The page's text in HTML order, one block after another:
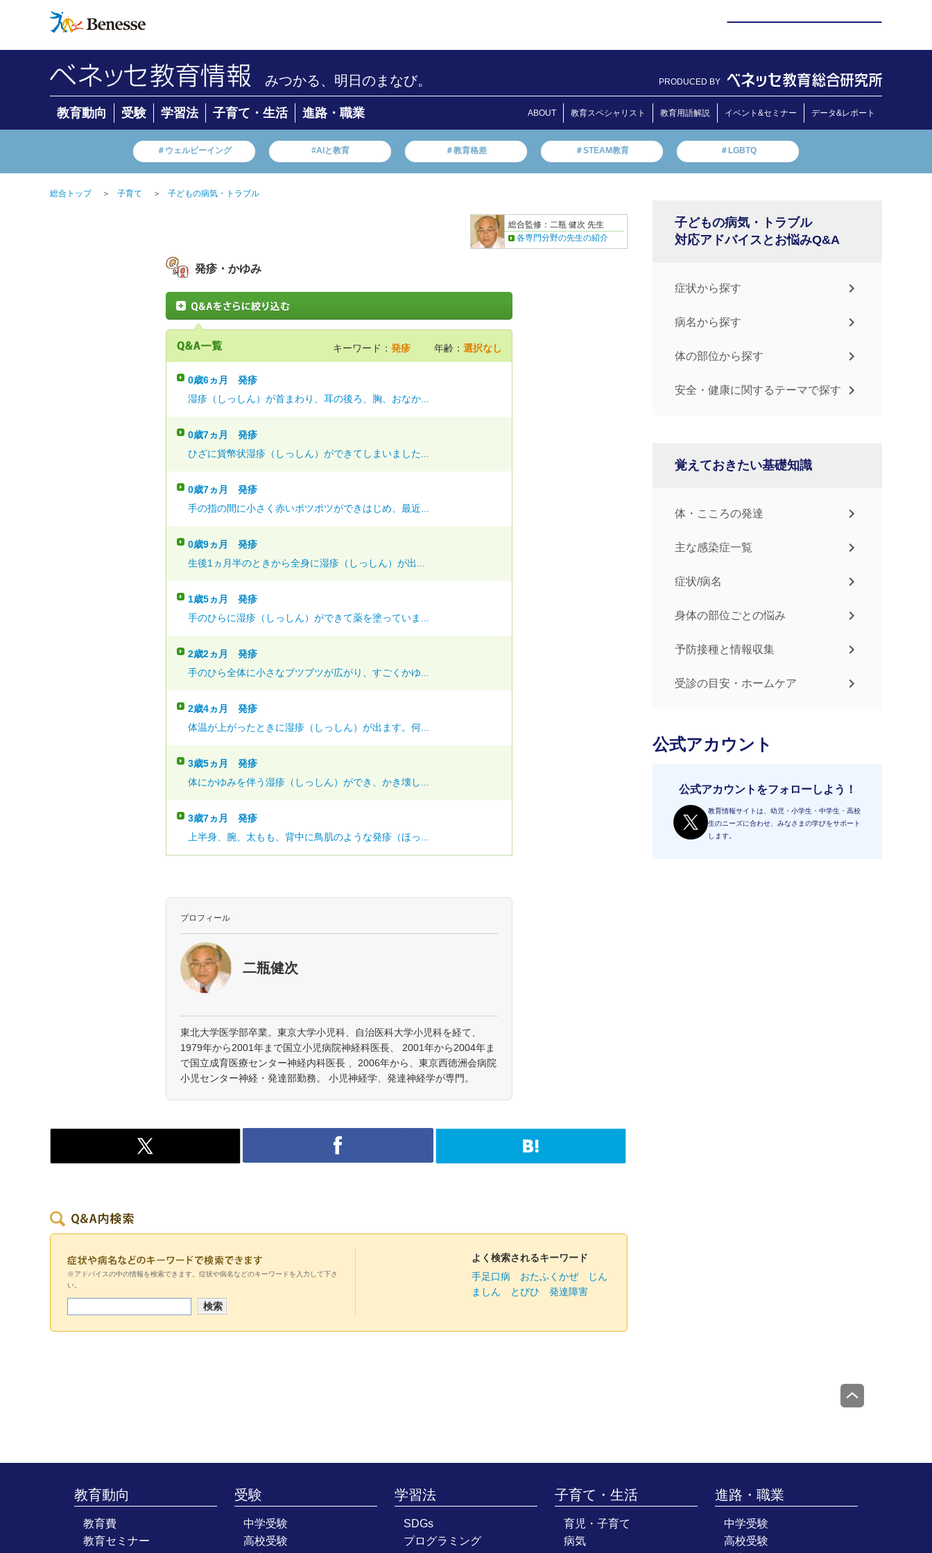
みつかる、明日のまなび。 PRODUCED BY
教育動向 受験 学習法 子育て・生活 進路・職業 ABOUT 教育スペシャリスト 教育用語解説 イベント&セミナー データ&レポート
＃ウェルビーイング #AIと教育 ＃教育格差 ＃STEAM教育 ＃LGBTQ
総合トップ ＞ 子育て ＞ 子どもの病気・トラブル
総合監修：二瓶 健次 先生
各専門分野の先生の紹介
発疹・かゆみ
キーワード： 発疹 年齢： 選択なし
0歳6ヵ月
発疹
湿疹（しっしん）が首まわり、耳の後ろ、胸、おなか...
0歳7ヵ月
発疹
ひざに貨幣状湿疹（しっしん）ができてしまいました...
0歳7ヵ月
発疹
手の指の間に小さく赤いポツポツができはじめ、最近...
0歳9ヵ月
発疹
生後1ヵ月半のときから全身に湿疹（しっしん）が出...
1歳5ヵ月
発疹
手のひらに湿疹（しっしん）ができて薬を塗っていま...
2歳2ヵ月
発疹
手のひら全体に小さなブツブツが広がり、すごくかゆ...
2歳4ヵ月
発疹
体温が上がったときに湿疹（しっしん）が出ます。何...
3歳5ヵ月
発疹
体にかゆみを伴う湿疹（しっしん）ができ、かき壊し...
3歳7ヵ月
発疹
上半身、腕、太もも、背中に鳥肌のような発疹（ほっ...
プロフィール
二瓶健次
東北大学医学部卒業。東京大学小児科、自治医科大学小児科を経て、
1979年から2001年まで国立小児病院神経科医長、 2001年から2004年ま
で国立成育医療センター神経内科医長 、2006年から、東京西徳洲会病院
小児センター神経・発達部勤務。 小児神経学、発達神経学が専門。
※アドバイスの中の情報を検索できます。症状や病名などのキーワードを入力して下さ
い。
よく検索されるキーワード
手足口病
おたふくかぜ
じん
ましん
とびひ 発達障害
子どもの病気・トラブル
対応アドバイスとお悩みQ&A
症状から探す
病名から探す
体の部位から探す
安全・健康に関するテーマで探す
覚えておきたい基礎知識
体・こころの発達
主な感染症一覧
症状/病名
身体の部位ごとの悩み
予防接種と情報収集
受診の目安・ホームケア
公式アカウント
公式アカウントをフォローしよう！
教育情報サイトは、幼児・小学生・中学生・高校
生のニーズに合わせ、みなさまの学びをサポート
します。
教育動向
教育費
教育セミナー
受験
中学受験
高校受験
学習法
SDGs
プログラミング
子育て・生活
育児・子育て
病気
進路・職業
中学受験
高校受験